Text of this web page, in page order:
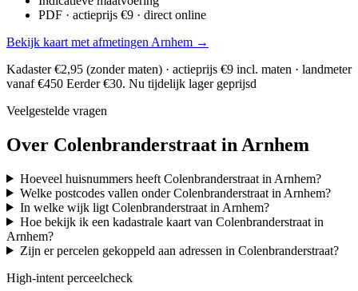
PDF · actieprijs €9 · direct online
Bekijk kaart met afmetingen Arnhem →
Kadaster €2,95 (zonder maten) · actieprijs €9 incl. maten · landmeter
vanaf €450 Eerder €30. Nu tijdelijk lager geprijsd
Veelgestelde vragen
Over Colenbranderstraat in Arnhem
Hoeveel huisnummers heeft Colenbranderstraat in Arnhem?
Welke postcodes vallen onder Colenbranderstraat in Arnhem?
In welke wijk ligt Colenbranderstraat in Arnhem?
Hoe bekijk ik een kadastrale kaart van Colenbranderstraat in
Arnhem?
Zijn er percelen gekoppeld aan adressen in Colenbranderstraat?
High-intent perceelcheck